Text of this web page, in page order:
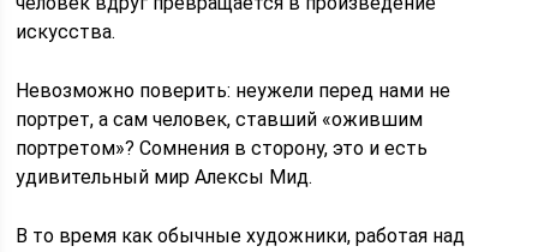
искусства.
Невозможно поверить: неужели перед нами не
портрет, а сам человек, ставший «ожившим
портретом»? Сомнения в сторону, это и есть
удивительный мир Алексы Мид.
В то время как обычные художники, работая над